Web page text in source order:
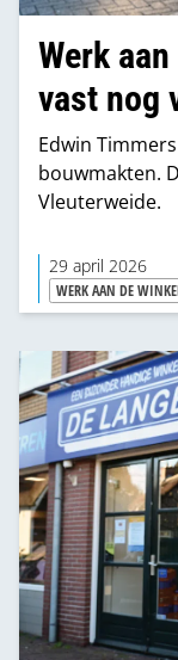
Werk
vast nog
Edwin
bouwmakten.
Vleuterweide.
29 april 2026
WERK AAN DE